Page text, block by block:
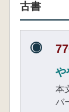
古書
や
本
バ